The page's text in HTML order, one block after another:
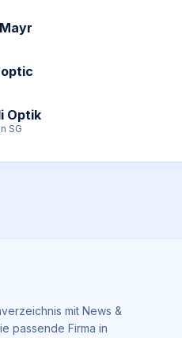
Optik
SG
mit News &
passende Firma in